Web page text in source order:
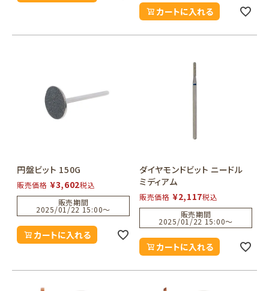
カートに入れる
円盤ビット 150G
販売価格 ¥3,602税込
販売期間
2025/01/22 15:00〜
カートに入れる
ダイヤモンドビット ニードル
ミディアム
販売価格 ¥2,117税込
販売期間
2025/01/22 15:00〜
カートに入れる